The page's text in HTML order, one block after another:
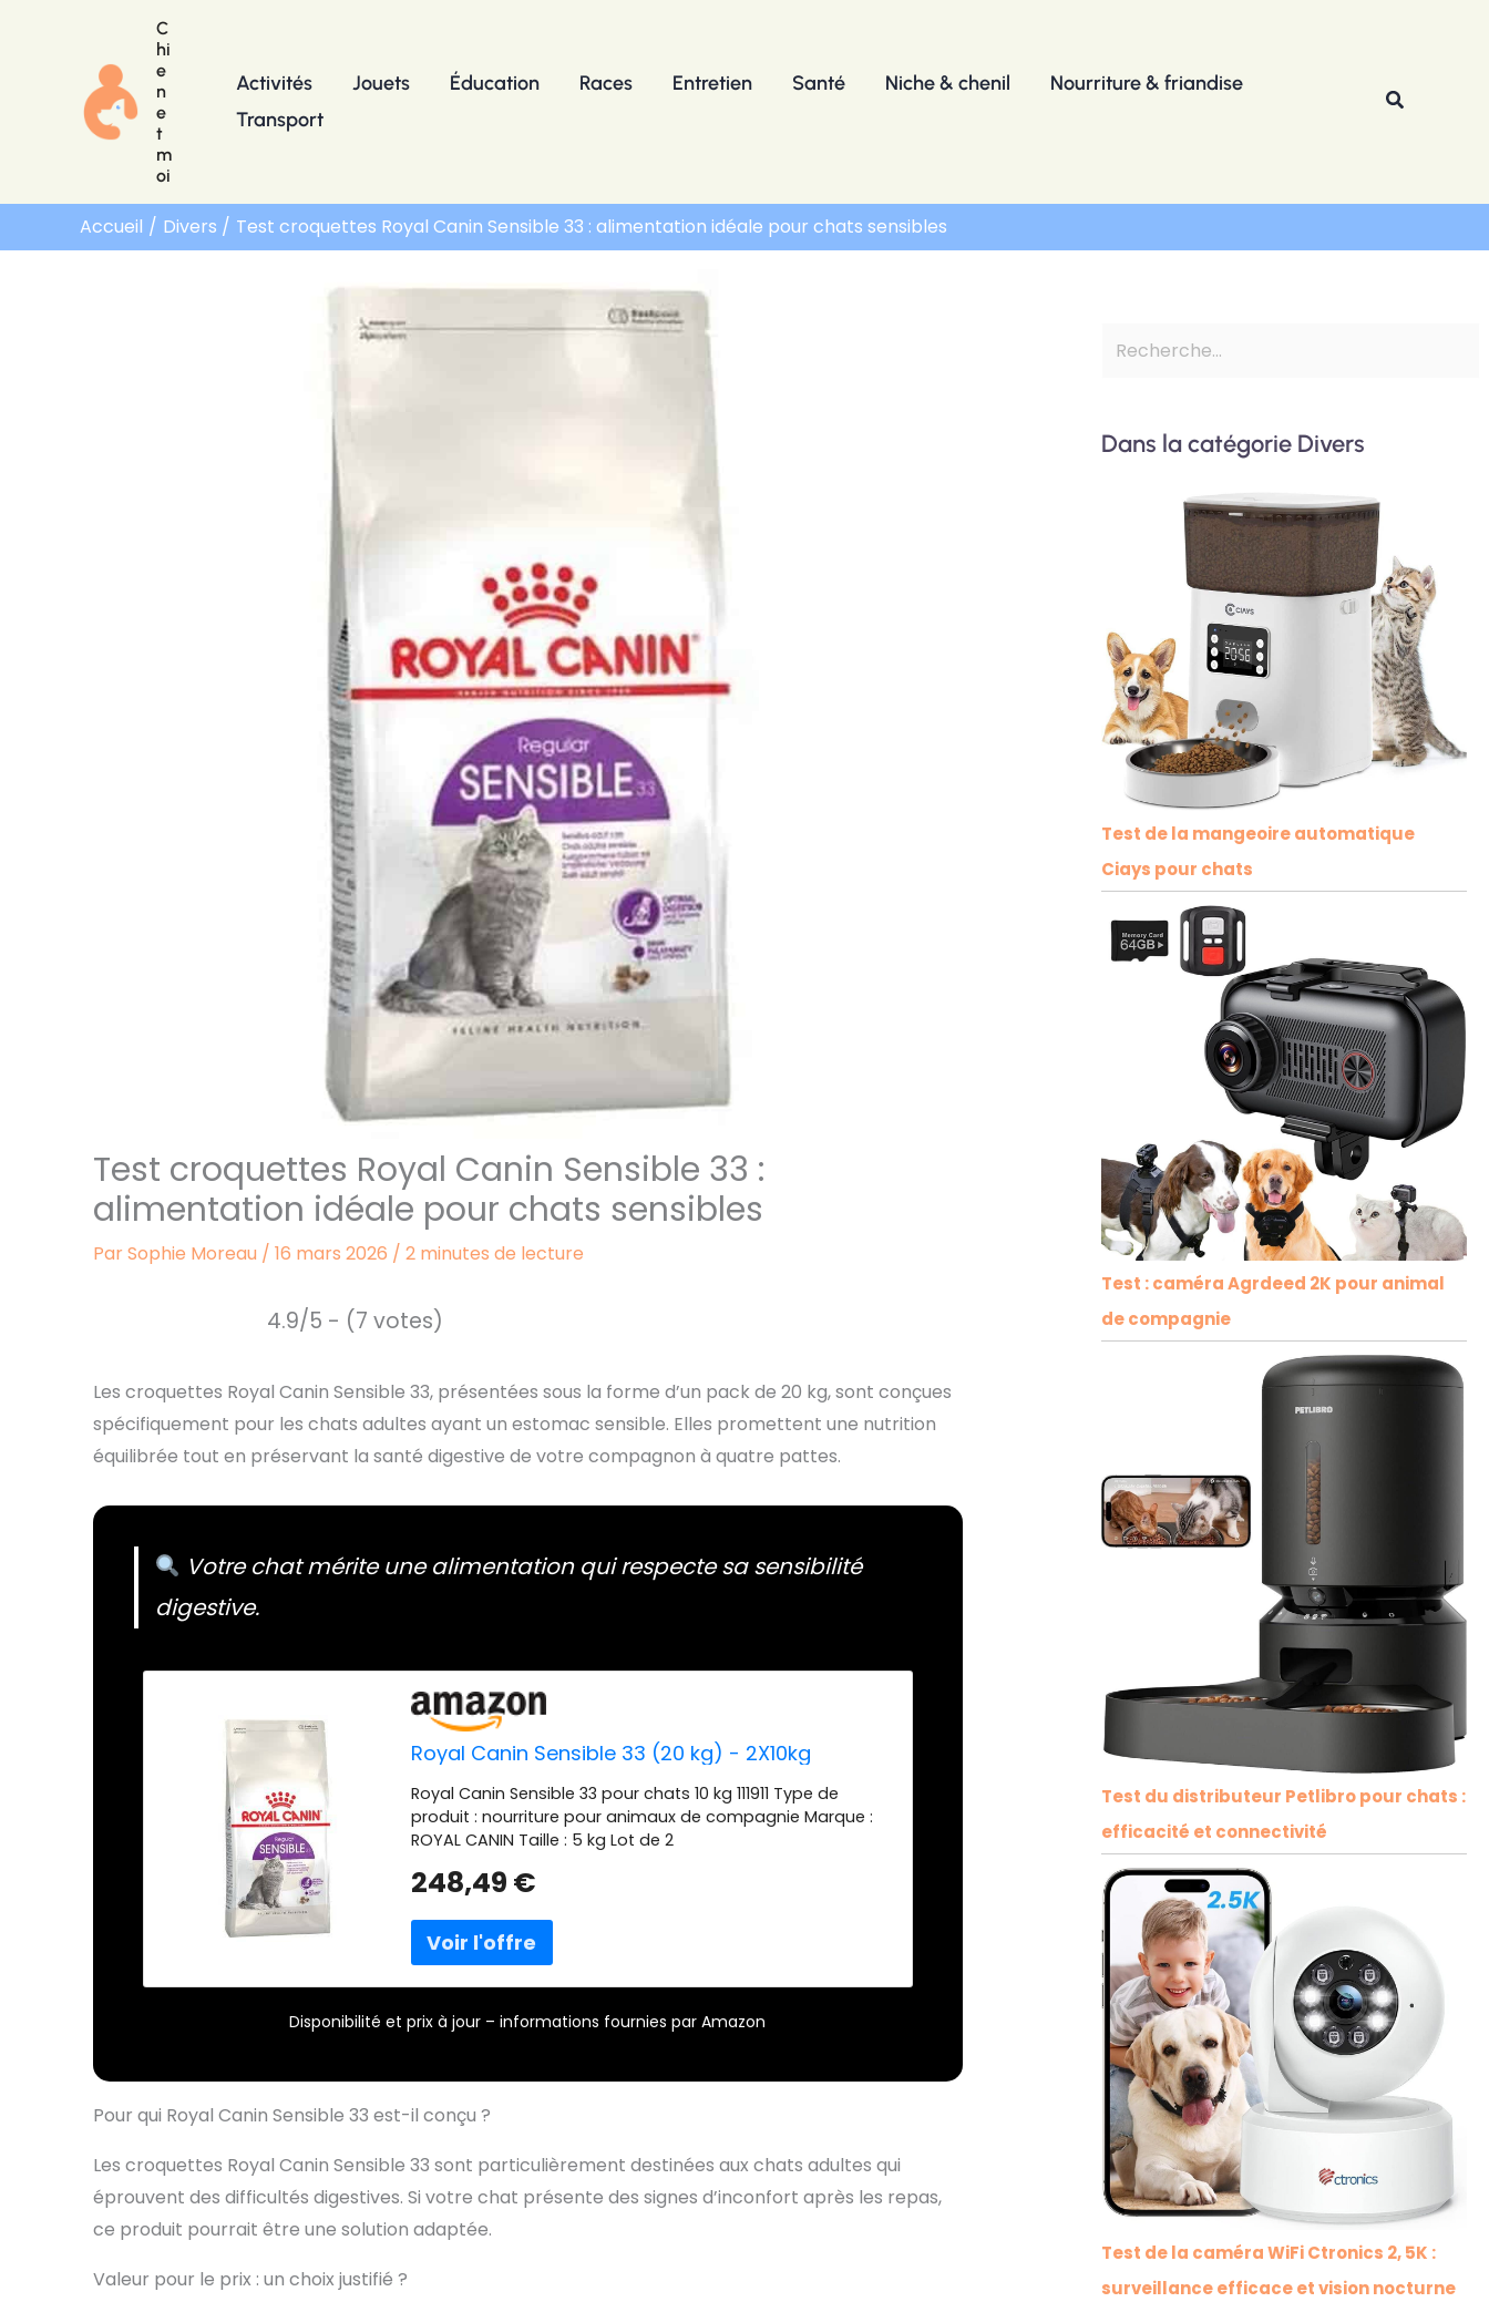
C
hi
e
n
e
t
m
oi
Activités Jouets Éducation Races Entretien Santé Niche & chenil
Nourriture & friandise
Transport
Accueil Divers Test croquettes Royal Canin Sensible 33 : alimentation idéale pour chats sensibles
Test croquettes Royal Canin Sensible 33 :
alimentation idéale pour chats sensibles
ParSophie Moreau / 16 mars 2026 / 2 minutes de lecture
4.9/5 - (7 votes)
Les croquettes Royal Canin Sensible 33, présentées sous la forme d’un pack de 20 kg, sont conçues
spécifiquement pour les chats adultes ayant un estomac sensible. Elles promettent une nutrition
équilibrée tout en préservant la santé digestive de votre compagnon à quatre pattes.
Votre chat mérite une alimentation qui respecte sa sensibilité
digestive.
Royal Canin Sensible 33 (20 kg) - 2X10kg
Royal Canin Sensible 33 pour chats 10 kg 111911 Type de
produit : nourriture pour animaux de compagnie Marque :
ROYAL CANIN Taille : 5 kg Lot de 2
248,49 €
Disponibilité et prix à jour – informations fournies par Amazon
Pour qui Royal Canin Sensible 33 est-il conçu ?
Les croquettes Royal Canin Sensible 33 sont particulièrement destinées aux chats adultes qui
éprouvent des difficultés digestives. Si votre chat présente des signes d’inconfort après les repas,
ce produit pourrait être une solution adaptée.
Valeur pour le prix : un choix justifié ?
c
Dans la catégorie Divers
Test de la mangeoire automatique
Ciays pour chats
Test : caméra Agrdeed 2K pour animal
de compagnie
Test du distributeur Petlibro pour chats :
efficacité et connectivité
Test de la caméra WiFi Ctronics 2, 5K :
surveillance efficace et vision nocturne